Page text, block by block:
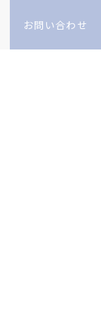
お問い合わせ